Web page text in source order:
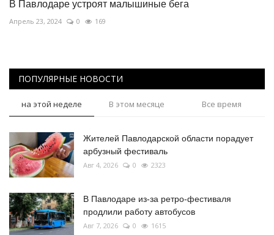
В Павлодаре устроят малышиные бега
Апрель 23, 2024 0 169
ПОПУЛЯРНЫЕ НОВОСТИ
на этой неделе В этом месяце Все время
Жителей Павлодарской области порадует
арбузный фестиваль
Авг 4, 2026 0 2323
В Павлодаре из-за ретро-фестиваля
продлили работу автобусов
Авг 7, 2026 0 1615